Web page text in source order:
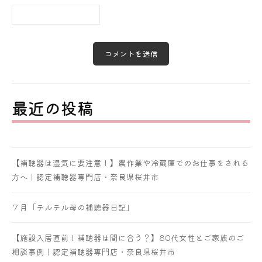
最近の投稿
【補聴器は湿気に要注意！】農作業や冷蔵庫でのお仕事をされる
方へ｜認定補聴器専門店・奈良県桜井市
７月「テルテル母の補聴器日記」
【施設入居直前！補聴器は間に合う？】80代女性とご家族のご
相談事例｜認定補聴器専門店・奈良県桜井市